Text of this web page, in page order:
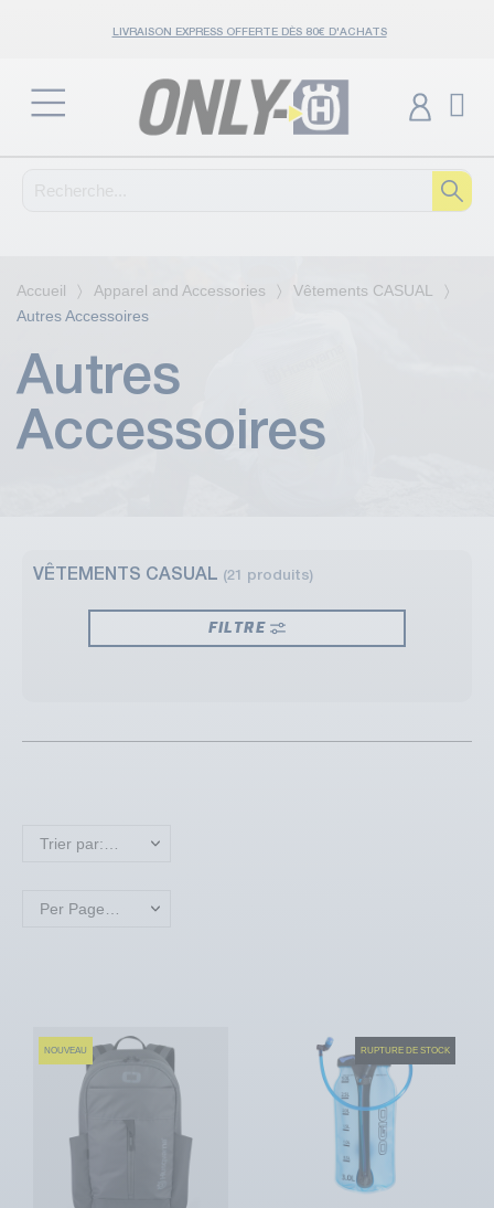
LIVRAISON EXPRESS OFFERTE DÈS 80€ D'ACHATS
Accueil Apparel and Accessories
Vêtements CASUAL
Autres Accessoires
Autres
Accessoires
VÊTEMENTS CASUAL (21 produits)
FILTRE
NOUVEAU RUPTURE DE STOCK